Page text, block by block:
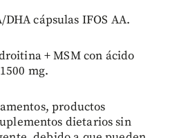
DHA cápsulas IFOS AA.
+ MSM con ácido
mg.
productos
dietarios sin